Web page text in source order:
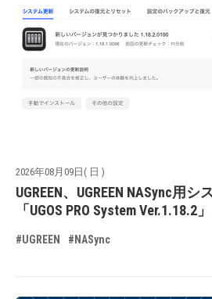
2026年08月09日( 日 )
UGREEN、UGREEN NASync用
「UGOS PRO System Ver.1.18.2
#UGREEN #NASync